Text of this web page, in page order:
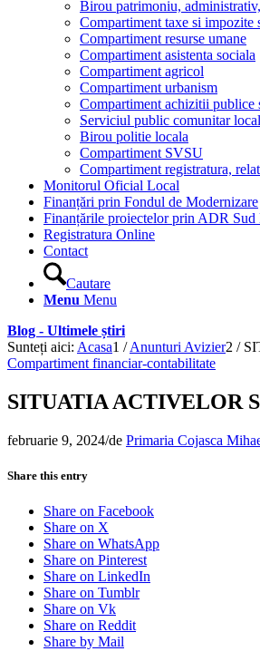
Birou patrimoniu,
Compartiment taxe si impozite
Compartiment resurse umane
Compartiment asistenta sociala
Compartiment agricol
Compartiment urbanism
Compartiment achizitii publice
Serviciul public comunitar
Birou politie locala
Compartiment SVSU
Compartiment registratura,
Monitorul Oficial Local
Finanțări prin Fondul de Modernizare
Finanțările proiectelor prin ADR Sud
Registratura Online
Contact
Cautare
Menu Menu
Blog - Ultimele știri
Sunteți aici: Acasa1 / Anunturi Avizier2 /
Compartiment financiar-contabilitate
SITUATIA ACTIVELOR
februarie 9, 2024/de Primaria Cojasca
Share this entry
Share on Facebook
Share on X
Share on WhatsApp
Share on Pinterest
Share on LinkedIn
Share on Tumblr
Share on Vk
Share on Reddit
Share by Mail